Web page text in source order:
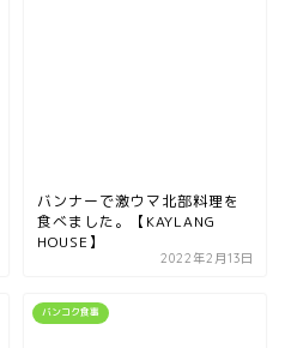
バンナーで激ウマ北部料理を
食べました。【KAYLANG
HOUSE】
2022年2月13日
バンコク食事